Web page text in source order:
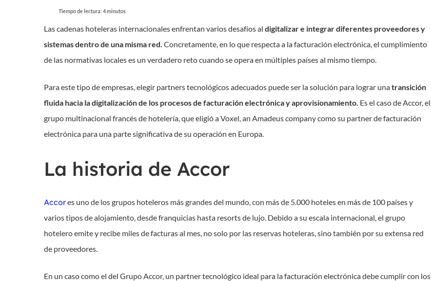
Hit enter to search or ESC to close
Tiempo de lectura: 4minutos
Las cadenas hoteleras internacionales enfrentan varios desafíos al digitalizar e integrar diferentes proveedores y
sistemas dentro de una misma red. Concretamente, en lo que respecta a la facturación electrónica, el cumplimiento
de las normativas locales es un verdadero reto cuando se opera en múltiples países al mismo tiempo.
Para este tipo de empresas, elegir partners tecnológicos adecuados puede ser la solución para lograr unatransición
fluida hacia la digitalización de los procesos de facturación electrónica y aprovisionamiento. Es el caso de Accor, el
grupo multinacional francés de hotelería, que eligió a Voxel, an Amadeus company como su partner de facturación
electrónica para una parte significativa de su operación en Europa.
La historia de Accor
Accores uno de los grupos hoteleros más grandes del mundo, con más de 5.000 hoteles en más de 100 países y
varios tipos de alojamiento, desde franquicias hasta resorts de lujo. Debido a su escala internacional, el grupo
hotelero emite y recibe miles de facturas al mes, no solo por las reservas hoteleras, sino también por su extensa red
de proveedores.
En un caso como el del Grupo Accor, un partner tecnológico ideal para la facturación electrónica debe cumplir con los